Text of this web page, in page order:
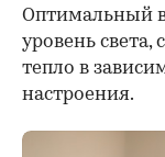
Оптимальный
уровень света,
тепло в
настроения.